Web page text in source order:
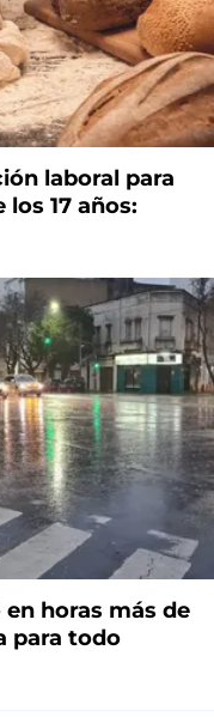
laboral para
17 años:
horas más de
para todo